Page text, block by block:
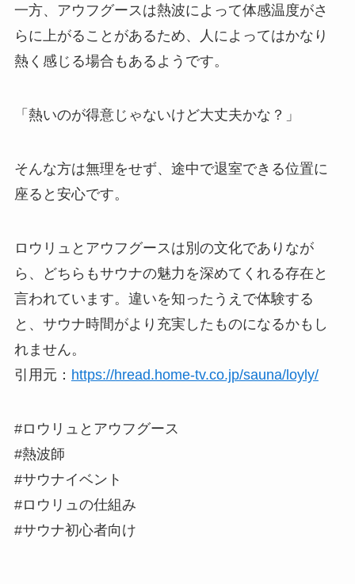
一方、アウフグースは熱波によって体感温度がさ
らに上がることがあるため、人によってはかなり
熱く感じる場合もあるようです。
「熱いのが得意じゃないけど大丈夫かな？」
そんな方は無理をせず、途中で退室できる位置に
座ると安心です。
ロウリュとアウフグースは別の文化でありなが
ら、どちらもサウナの魅力を深めてくれる存在と
言われています。違いを知ったうえで体験する
と、サウナ時間がより充実したものになるかもし
れません。
引用元： https://hread.home-tv.co.jp/sauna/loyly/
#ロウリュとアウフグース
#熱波師
#サウナイベント
#ロウリュの仕組み
#サウナ初心者向け